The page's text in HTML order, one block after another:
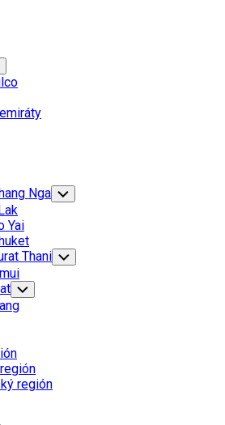
Nga Toggle
Child
Yai
Thani Toggle
Child
Toggle
Child
Menu
región